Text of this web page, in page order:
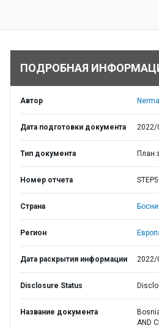
ПОДРОБНАЯ
Автор
Дата подготовки документа 2022/
Тип документа План
Номер отчета
Страна
Регион
Дата раскрытия информации 2022/
Disclosure Status
Название документа
AND